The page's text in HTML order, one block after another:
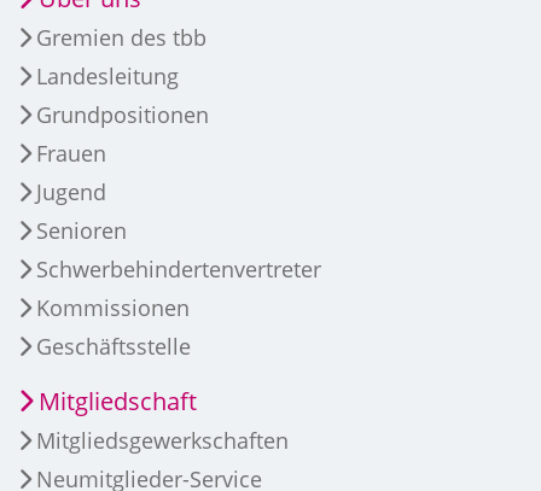
Gremien des tbb
Landesleitung
Grundpositionen
Frauen
Jugend
Senioren
Schwerbehindertenvertreter
Kommissionen
Geschäftsstelle
Mitgliedschaft
Mitgliedsgewerkschaften
Neumitglieder-Service